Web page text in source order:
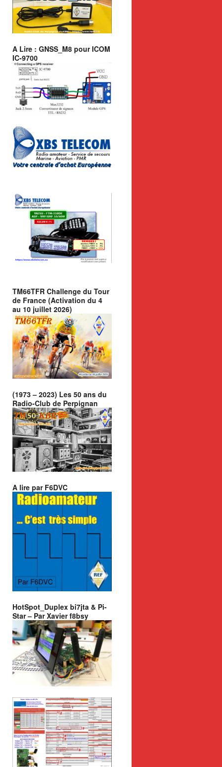
A Lire : GNSS_M8 pour ICOM
IC-9700
TM66TFR Challenge du Tour
de France (Activation du 4
au 10 juillet 2026)
(1973 – 2023) Les 50 ans du
Radio-Club de Perpignan
A lire par F6DVC
HotSpot_Duplex bi7jta & Pi-
Star – Par Xavier f8bsy